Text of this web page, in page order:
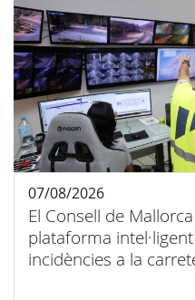
El Consell de
plataforma
incidències a la
07/08/2026